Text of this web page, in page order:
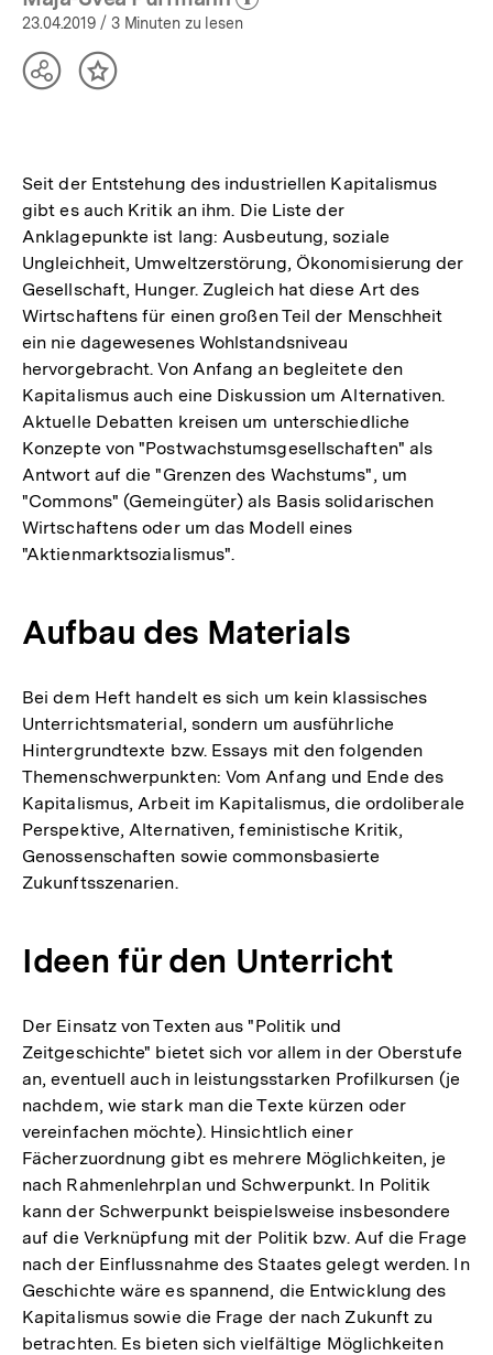
(Mehr zum Autor)
öffnen
23.04.2019 / 3 Minuten zu lesen
TeilenInhalt
Seit der Entstehung des industriellen Kapitalismus
gibt es auch Kritik an ihm. Die Liste der
Anklagepunkte ist lang: Ausbeutung, soziale
Ungleichheit, Umweltzerstörung, Ökonomisierung der
Gesellschaft, Hunger. Zugleich hat diese Art des
Wirtschaftens für einen großen Teil der Menschheit
ein nie dagewesenes Wohlstandsniveau
hervorgebracht. Von Anfang an begleitete den
Kapitalismus auch eine Diskussion um Alternativen.
Aktuelle Debatten kreisen um unterschiedliche
Konzepte von "Postwachstumsgesellschaften" als
Antwort auf die "Grenzen des Wachstums", um
"Commons" (Gemeingüter) als Basis solidarischen
Wirtschaftens oder um das Modell eines
"Aktienmarktsozialismus".
Aufbau des Materials
Bei dem Heft handelt es sich um kein klassisches
Unterrichtsmaterial, sondern um ausführliche
Hintergrundtexte bzw. Essays mit den folgenden
Themenschwerpunkten: Vom Anfang und Ende des
Kapitalismus, Arbeit im Kapitalismus, die ordoliberale
Perspektive, Alternativen, feministische Kritik,
Genossenschaften sowie commonsbasierte
Zukunftsszenarien.
Ideen für den Unterricht
Der Einsatz von Texten aus "Politik und
Zeitgeschichte" bietet sich vor allem in der Oberstufe
an, eventuell auch in leistungsstarken Profilkursen (je
nachdem, wie stark man die Texte kürzen oder
vereinfachen möchte). Hinsichtlich einer
Fächerzuordnung gibt es mehrere Möglichkeiten, je
nach Rahmenlehrplan und Schwerpunkt. In Politik
kann der Schwerpunkt beispielsweise insbesondere
auf die Verknüpfung mit der Politik bzw. Auf die Frage
nach der Einflussnahme des Staates gelegt werden. In
Geschichte wäre es spannend, die Entwicklung des
Kapitalismus sowie die Frage der nach Zukunft zu
betrachten. Es bieten sich vielfältige Möglichkeiten